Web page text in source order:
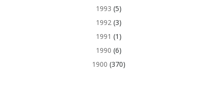
1993 (5)
1992(3)
1991 (1)
1990 (6)
1900 (370)